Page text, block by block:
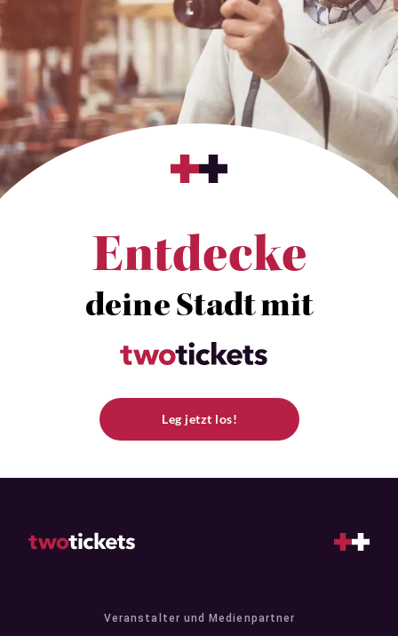
Entdecke
deine Stadt mit
Leg jetzt los!
Veranstalter und Medienpartner